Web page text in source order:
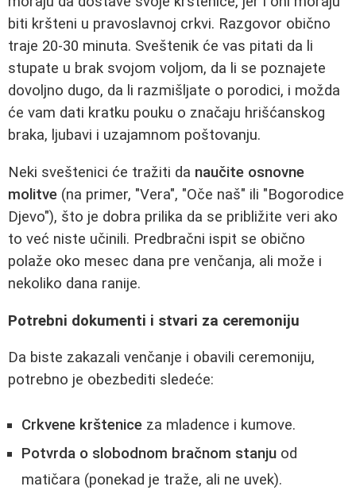
biti kršteni u pravoslavnoj crkvi. Razgovor obično
traje 20-30 minuta. Sveštenik će vas pitati da li
stupate u brak svojom voljom, da li se poznajete
dovoljno dugo, da li razmišljate o porodici, i možda
će vam dati kratku pouku o značaju hrišćanskog
braka, ljubavi i uzajamnom poštovanju.
Neki sveštenici će tražiti da naučite osnovne
molitve (na primer, "Vera", "Oče naš" ili "Bogorodice
Djevo"), što je dobra prilika da se približite veri ako
to već niste učinili. Predbračni ispit se obično
polaže oko mesec dana pre venčanja, ali može i
nekoliko dana ranije.
Potrebni dokumenti i stvari za ceremoniju
Da biste zakazali venčanje i obavili ceremoniju,
potrebno je obezbediti sledeće:
Crkvene krštenice za mladence i kumove.
Potvrda o slobodnom bračnom stanju od
matičara (ponekad je traže, ali ne uvek).